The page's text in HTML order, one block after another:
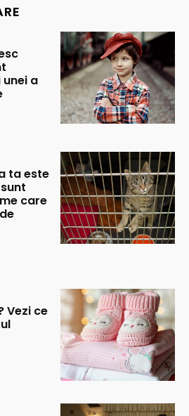
a
ta este
care
Vezi ce